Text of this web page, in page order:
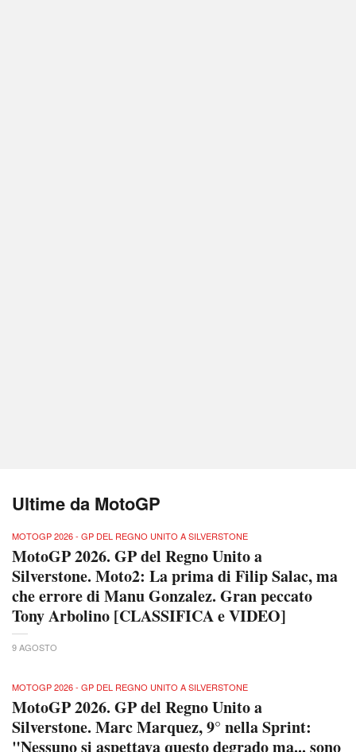
Ultime da MotoGP
MOTOGP 2026 - GP DEL REGNO UNITO A SILVERSTONE
MotoGP 2026. GP del Regno Unito a
Silverstone. Moto2: La prima di Filip Salac, ma
che errore di Manu Gonzalez. Gran peccato
Tony Arbolino [CLASSIFICA e VIDEO]
9 AGOSTO
MOTOGP 2026 - GP DEL REGNO UNITO A SILVERSTONE
MotoGP 2026. GP del Regno Unito a
Silverstone. Marc Marquez, 9° nella Sprint:
"Nessuno si aspettava questo degrado ma... sono